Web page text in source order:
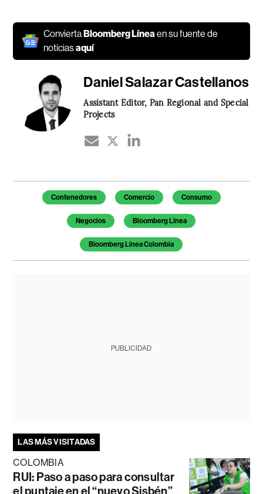
ConviertaBloomberg Líneaen su fuente de
noticiasaquí
Daniel Salazar Castellanos
Assistant Editor, Pan Regional and Special
Projects
Temas de este artículo
Contenedores Comercio Consumo
Negocios Bloomberg Línea
Bloomberg Línea Colombia
PUBLICIDAD
LAS MÁS VISITADAS
COLOMBIA
RUI: Paso a paso para consultar
el puntaje en el “nuevo Sisbén”